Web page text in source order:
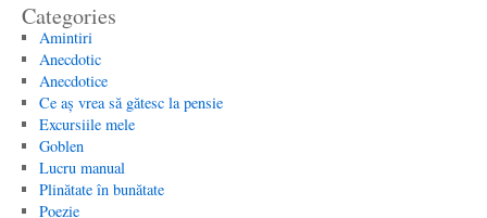
Categories
Amintiri
Anecdotic
Anecdotice
Ce aș vrea să gătesc la pensie
Excursiile mele
Goblen
Lucru manual
Plinătate în bunătate
Poezie